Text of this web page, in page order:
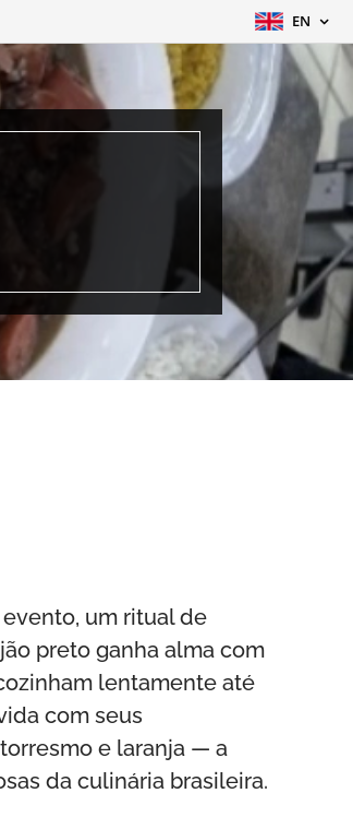
EN
um ritual de
preto ganha alma com
lentamente até
com seus
e laranja — a
da culinária brasileira.